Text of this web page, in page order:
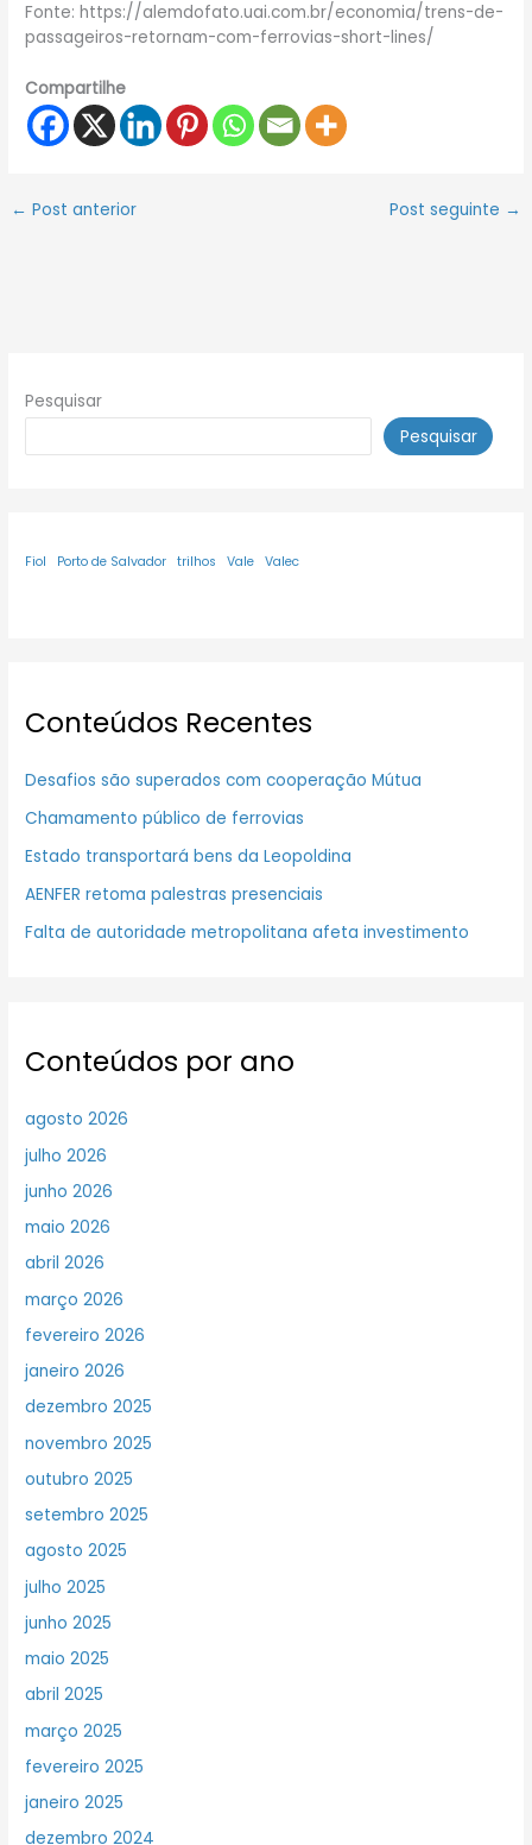
Fonte: https://alemdofato.uai.com.br/economia/trens-de-
passageiros-retornam-com-ferrovias-short-lines/
Compartilhe
← Post anterior Post seguinte →
Pesquisar
Pesquisar
Fiol Porto de Salvador trilhos Vale Valec
Conteúdos Recentes
Desafios são superados com cooperação Mútua
Chamamento público de ferrovias
Estado transportará bens da Leopoldina
AENFER retoma palestras presenciais
Falta de autoridade metropolitana afeta investimento
Conteúdos por ano
agosto 2026
julho 2026
junho 2026
maio 2026
abril 2026
março 2026
fevereiro 2026
janeiro 2026
dezembro 2025
novembro 2025
outubro 2025
setembro 2025
agosto 2025
julho 2025
junho 2025
maio 2025
abril 2025
março 2025
fevereiro 2025
janeiro 2025
dezembro 2024